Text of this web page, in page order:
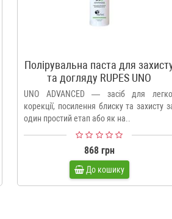
Полірувальна паста для
та догляду RUPES UNO
ADVANCED
UNO ADVANCED — засіб для
корекції, посилення блиску та захисту
один простий етап або як на..
868 грн
До кошику